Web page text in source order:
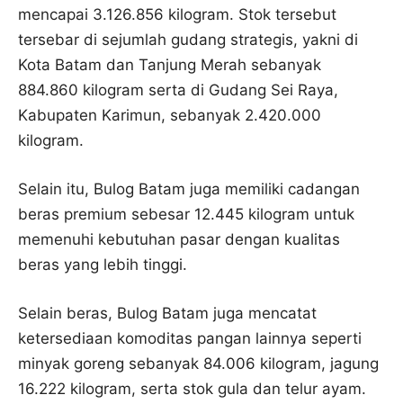
mencapai 3.126.856 kilogram. Stok tersebut
tersebar di sejumlah gudang strategis, yakni di
Kota Batam dan Tanjung Merah sebanyak
884.860 kilogram serta di Gudang Sei Raya,
Kabupaten Karimun, sebanyak 2.420.000
kilogram.
Selain itu, Bulog Batam juga memiliki cadangan
beras premium sebesar 12.445 kilogram untuk
memenuhi kebutuhan pasar dengan kualitas
beras yang lebih tinggi.
Selain beras, Bulog Batam juga mencatat
ketersediaan komoditas pangan lainnya seperti
minyak goreng sebanyak 84.006 kilogram, jagung
16.222 kilogram, serta stok gula dan telur ayam.